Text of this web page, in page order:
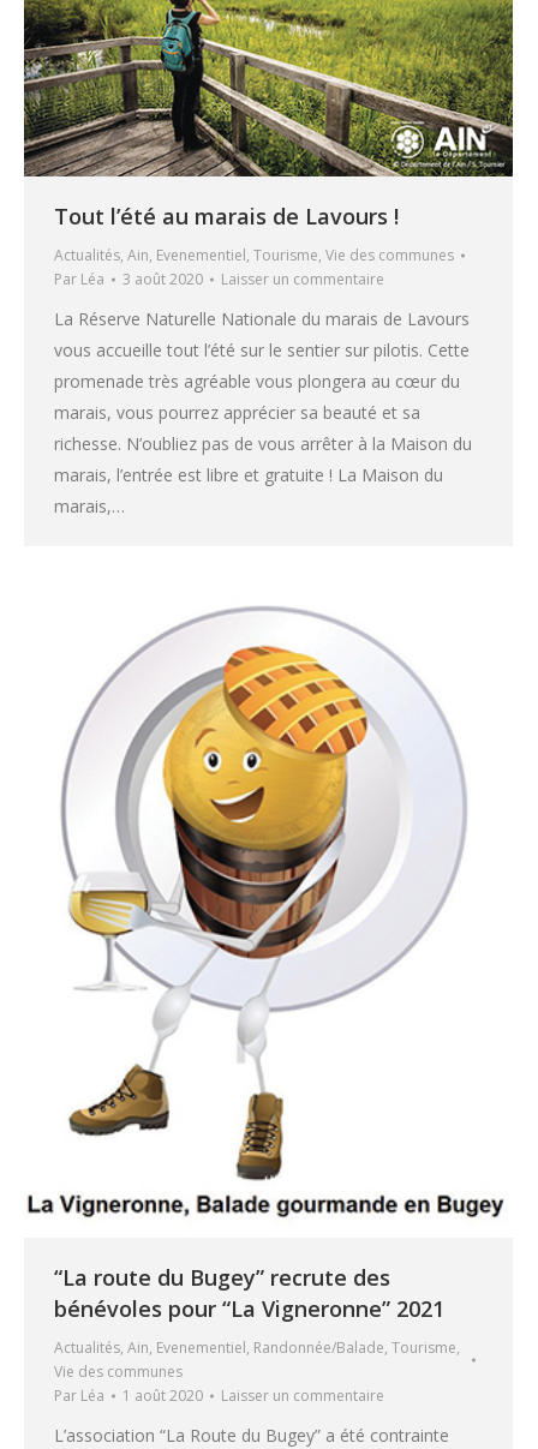
Tout l’été au marais de Lavours !
Actualités, Ain, Evenementiel, Tourisme, Vie des communes
Par Léa 3 août 2020 Laisser un commentaire
La Réserve Naturelle Nationale du marais de Lavours
vous accueille tout l’été sur le sentier sur pilotis. Cette
promenade très agréable vous plongera au cœur du
marais, vous pourrez apprécier sa beauté et sa
richesse. N’oubliez pas de vous arrêter à la Maison du
marais, l’entrée est libre et gratuite ! La Maison du
marais,…
“La route du Bugey” recrute des
bénévoles pour “La Vigneronne” 2021
Actualités, Ain, Evenementiel, Randonnée/Balade, Tourisme,
Vie des communes
Par Léa 1 août 2020 Laisser un commentaire
L’association “La Route du Bugey” a été contrainte